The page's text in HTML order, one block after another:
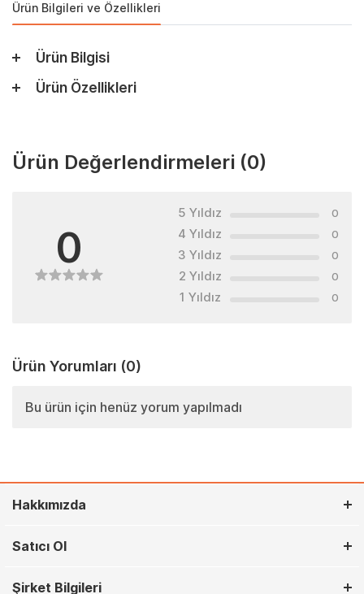
Ürün Bilgileri ve Özellikleri
Ürün Bilgisi
Ürün Özellikleri
Ürün Değerlendirmeleri (0)
0
5 Yıldız 0
4 Yıldız 0
3 Yıldız 0
2 Yıldız 0
1 Yıldız 0
Ürün Yorumları (0)
Bu ürün için henüz yorum yapılmadı
Hakkımızda
Satıcı Ol
Şirket Bilgileri